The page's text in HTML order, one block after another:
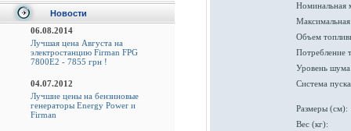
Новости
06.08.2014
Лучшая цена Августа на
электростанцию Firman FPG
7800E2 - 7855 грн !
04.07.2012
Лучшие цены на бензиновые
генераторы Energy Power и
Firman
Номинальная
Объем
Потребление
Уровень
Система
Размеры (см):
Вес (кг):